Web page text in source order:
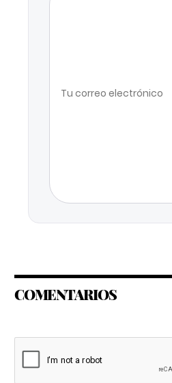
COMENTARIOS